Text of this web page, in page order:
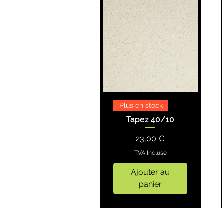
Plus en stock
Tapez 40/10
Prix
23,00 €
TVA Incluse
Ajouter au
panier